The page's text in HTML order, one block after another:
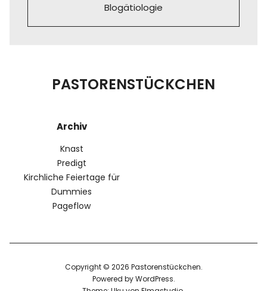
Blogätiologie
PASTORENSTÜCKCHEN
Archiv
Knast
Predigt
Kirchliche Feiertage für
Dummies
Pageflow
Copyright © 2026 Pastorenstückchen
Powered byWordPress